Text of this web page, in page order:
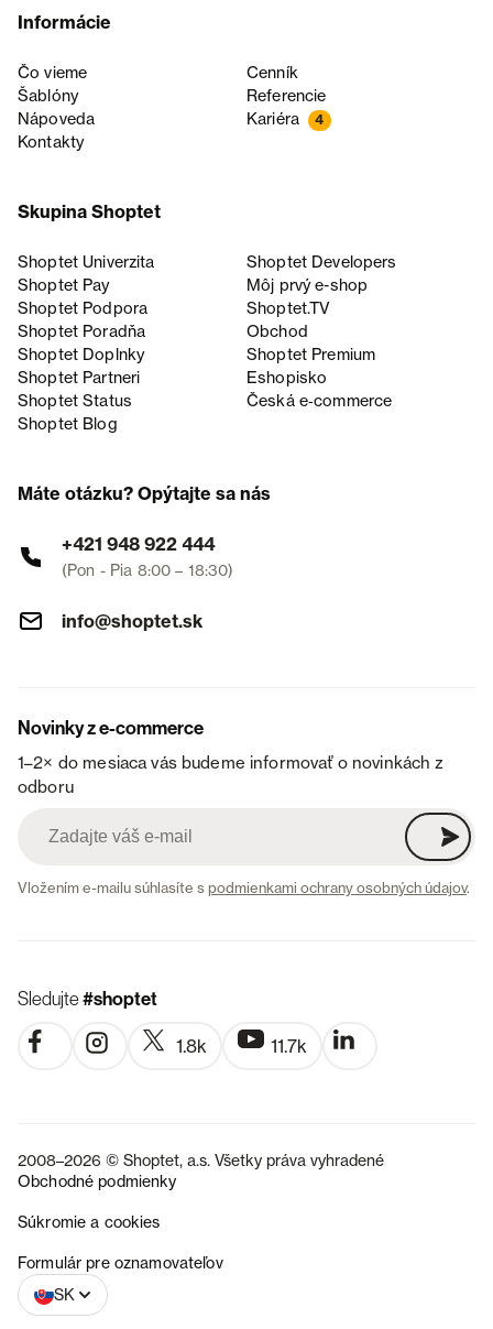
Informácie
Čo vieme
Cenník
Šablóny
Referencie
Nápoveda
Kariéra 4
Kontakty
Skupina Shoptet
Shoptet Univerzita
Shoptet Developers
Shoptet Pay
Môj prvý e-shop
Shoptet Podpora
Shoptet.TV
Shoptet Poradňa
Obchod
Shoptet Doplnky
Shoptet Premium
Shoptet Partneri
Eshopisko
Shoptet Status
Česká e‑commerce
Shoptet Blog
Máte otázku? Opýtajte sa nás
+421 948 922 444
(Pon - Pia 8:00 – 18:30)
info@shoptet.sk
Novinky z e-commerce
1–2× do mesiaca vás budeme informovať o novinkách z
odboru
Vložením e-mailu súhlasíte spodmienkami ochrany osobných údajov.
Sledujte#shoptet
1.8k 11.7k
2008–2026 © Shoptet, a.s. Všetky práva vyhradené
Obchodné podmienky
Súkromie a cookies
Formulár pre oznamovateľov
SK